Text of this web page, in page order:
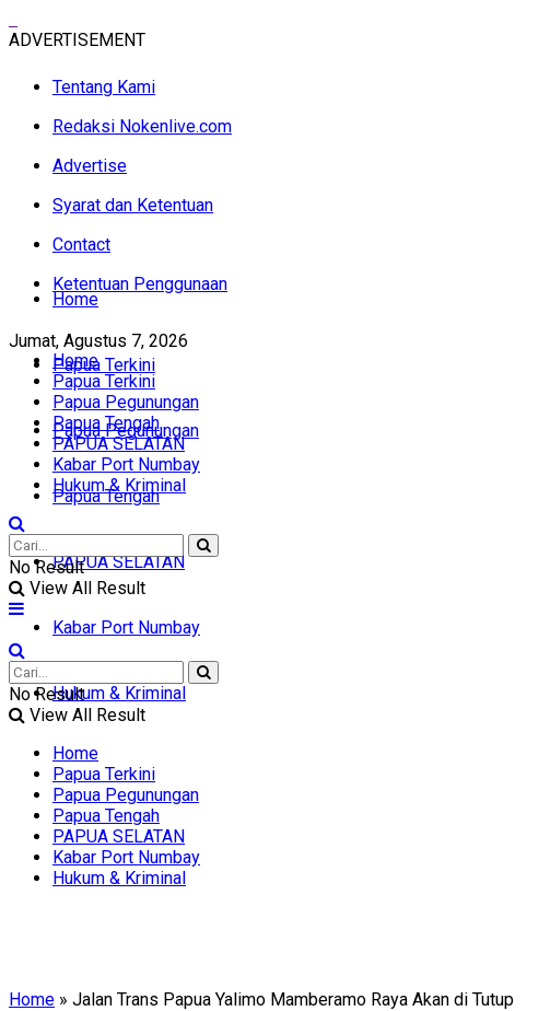
ADVERTISEMENT
Tentang Kami
Redaksi Nokenlive.com
Advertise
Syarat dan Ketentuan
Contact
Ketentuan Penggunaan
Jumat, Agustus 7, 2026
Home
Papua Terkini
Papua Pegunungan
Papua Tengah
PAPUA SELATAN
Kabar Port Numbay
Hukum & Kriminal
Home
Papua Terkini
Papua Pegunungan
Papua Tengah
PAPUA SELATAN
Kabar Port Numbay
Hukum & Kriminal
No Result
View All Result
No Result
View All Result
Home
Papua Terkini
Papua Pegunungan
Papua Tengah
PAPUA SELATAN
Kabar Port Numbay
Hukum & Kriminal
Home » Jalan Trans Papua Yalimo Mamberamo Raya Akan di Tutup